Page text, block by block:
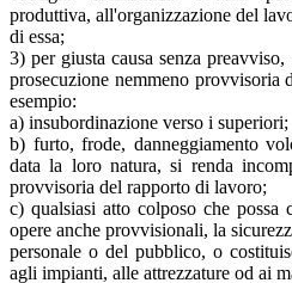
produttiva, all'organizzazione del
di essa;
3) per giusta causa senza
prosecuzione nemmeno provvisoria
esempio:
a) insubordinazione verso i superiori;
b) furto, frode, danneggiamento
data la loro natura, si renda
provvisoria del rapporto di lavoro;
c) qualsiasi atto colposo che possa
opere anche provvisionali, la
personale o del pubblico, o
agli impianti, alle attrezzature od ai